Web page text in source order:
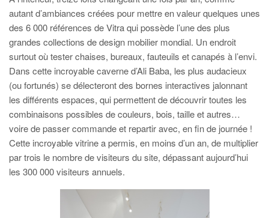
autant d’ambiances créées pour mettre en valeur quelques unes
des 6 000 références de Vitra qui possède l’une des plus
grandes collections de design mobilier mondial. Un endroit
surtout où tester chaises, bureaux, fauteuils et canapés à l’envi.
Dans cette incroyable caverne d’Ali Baba, les plus audacieux
(ou fortunés) se délecteront des bornes interactives jalonnant
les différents espaces, qui permettent de découvrir toutes les
combinaisons possibles de couleurs, bois, taille et autres…
voire de passer commande et repartir avec, en fin de journée !
Cette incroyable vitrine a permis, en moins d’un an, de multiplier
par trois le nombre de visiteurs du site, dépassant aujourd’hui
les 300 000 visiteurs annuels.